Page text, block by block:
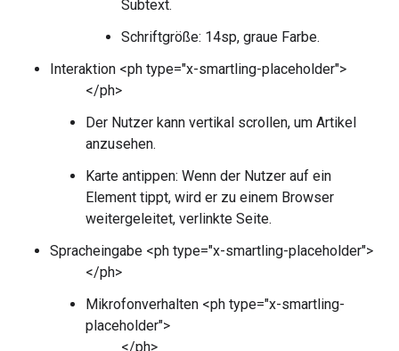
Subtext.
Schriftgröße: 14sp, graue Farbe.
Interaktion <ph type="x-smartling-placeholder">
</ph>
Der Nutzer kann vertikal scrollen, um Artikel
anzusehen.
Karte antippen: Wenn der Nutzer auf ein
Element tippt, wird er zu einem Browser
weitergeleitet, verlinkte Seite.
Spracheingabe <ph type="x-smartling-placeholder">
</ph>
Mikrofonverhalten <ph type="x-smartling-
placeholder">
</ph>